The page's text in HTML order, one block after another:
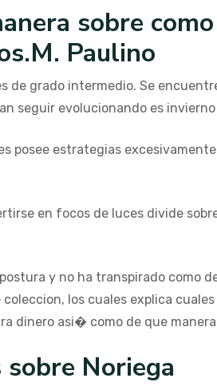
sobre
Paulino
de grado intermedio. Se
seguir evolucionando es
posee estrategias
en focos de luces divide
y no ha transpirado como
los cuales explica
dinero asi� como de que
Noriega